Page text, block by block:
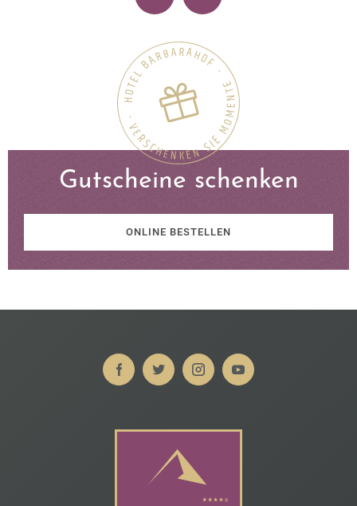
Gutscheine schenken
ONLINE BESTELLEN